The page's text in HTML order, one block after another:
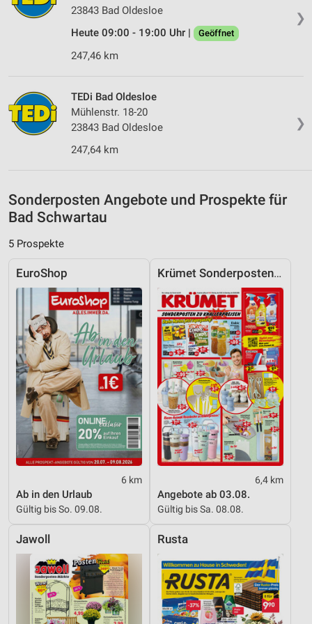
❯
23843 Bad Oldesloe
Heute 09:00 - 19:00 Uhr |
Geöffnet
247,46 km
❯
TEDi Bad Oldesloe
Mühlenstr. 18-20
23843 Bad Oldesloe
247,64 km
Sonderposten Angebote und Prospekte für
Bad Schwartau
5 Prospekte
EuroShop
6 km
Ab in den Urlaub
Gültig bis So. 09.08.
Krümet Sonderpostenmärkte
6,4 km
Angebote ab 03.08.
Gültig bis Sa. 08.08.
Jawoll Rusta
personalisierter Werbung
Erstellung von Profilen zur Personalisierung
von Inhalten
personalisierter Inhalte
Messung der Werbeleistung
Messung der Performance von Inhalten
Quellen
Inhalten
IAB-Besonderheiten:
Verwendung genauer Standortdaten
Geräte anhand von aktiv angeforderten
Informationen identifizieren
Nicht-IAB-Verarbeitungszwecke:
Notwendig
Performance
Funktional